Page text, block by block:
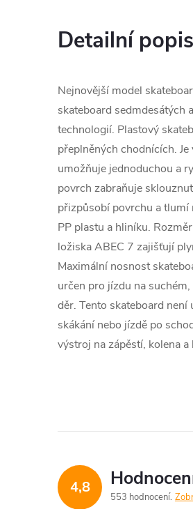
Detailní
Nejnovější model
skateboard sedmdesátých
technologií. Plastový
přeplněných chodnících.
umožňuje jednoduchou a
povrch zabraňuje
přizpůsobí povrchu a tlumí
PP plastu a hliníku.
ložiska ABEC 7 zajišťují
Maximální nosnost
určen pro jízdu na
děr. Tento skateboard
skákání nebo jízdě po
výstroj na zápěstí, kolena a
4,8
553 hodnocení